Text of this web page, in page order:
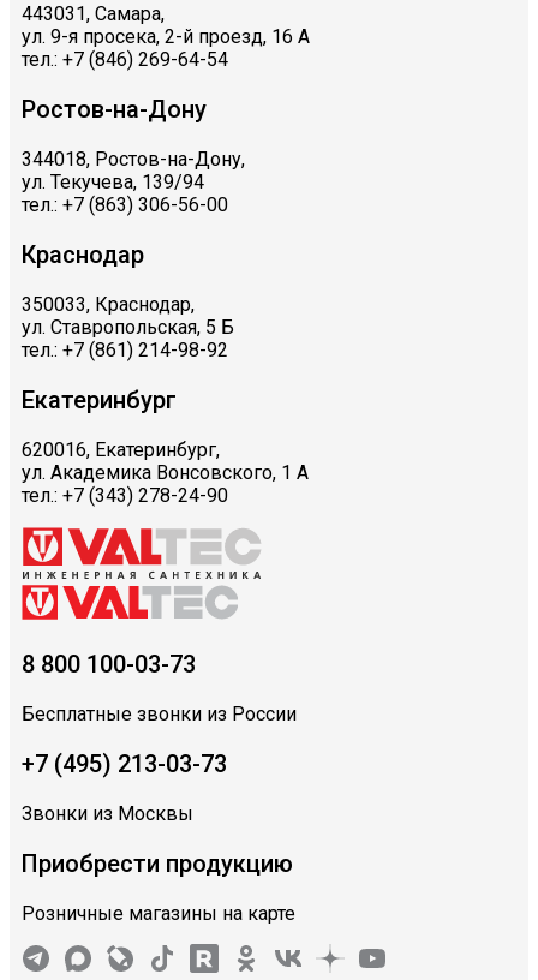
443031, Самара,
ул. 9-я просека, 2-й проезд, 16 А
тел.: +7 (846) 269-64-54
Ростов-на-Дону
344018, Ростов-на-Дону,
ул. Текучева, 139/94
тел.: +7 (863) 306-56-00
Краснодар
350033, Краснодар,
ул. Ставропольская, 5 Б
тел.: +7 (861) 214-98-92
Екатеринбург
620016, Екатеринбург,
ул. Академика Вонсовского, 1 А
тел.: +7 (343) 278-24-90
8 800 100-03-73
Бесплатные звонки из России
+7 (495) 213-03-73
Звонки из Москвы
Приобрести продукцию
Розничные магазины на карте